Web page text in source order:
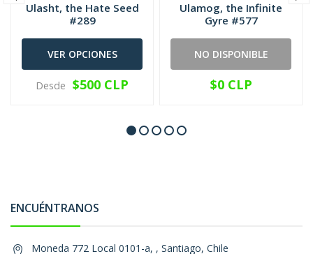
Ulasht, the Hate Seed
#289
VER OPCIONES
Desde $500 CLP
Ulamog, the Infinite
Gyre #577
NO DISPONIBLE
$0 CLP
ENCUÉNTRANOS
Moneda 772 Local 0101-a, , Santiago, Chile